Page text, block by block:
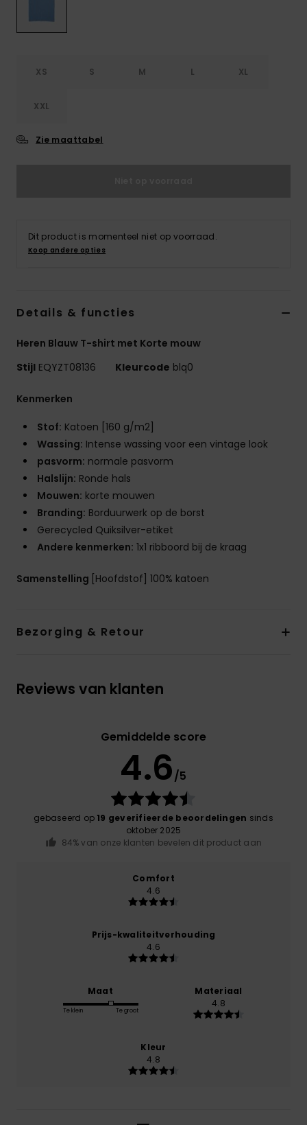
XS S M L XL
XXL
Zie maattabel
Dit product is momenteel niet op voorraad.
Koop andere opties
Details & functies
Heren Blauw T-shirt met Korte mouw
Stijl EQYZT08136 Kleurcode blq0
Kenmerken
Stof: Katoen [160 g/m2]
Wassing: Intense wassing voor een vintage look
pasvorm: normale pasvorm
Halslijn: Ronde hals
Mouwen: korte mouwen
Branding: Borduurwerk op de borst
Gerecycled Quiksilver-etiket
Andere kenmerken: 1x1 ribboord bij de kraag
Samenstelling [Hoofdstof] 100% katoen
Bezorging & Retour
Reviews van klanten
Gemiddelde score
4.6/5
gebaseerd op 19 geverifieerde beoordelingen sinds
oktober 2025
84% van onze klanten bevelen dit product aan
Comfort
4.6
Prijs-kwaliteitverhouding
4.6
Maat
Te klein Te groot
Materiaal
4.8
Kleur
4.8